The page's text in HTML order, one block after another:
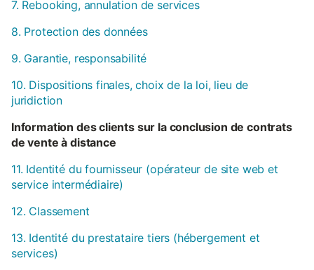
7. Rebooking, annulation de services
8. Protection des données
9. Garantie, responsabilité
10. Dispositions finales, choix de la loi, lieu de
juridiction
Information des clients sur la conclusion de contrats
de vente à distance
11. Identité du fournisseur (opérateur de site web et
service intermédiaire)
12. Classement
13. Identité du prestataire tiers (hébergement et
services)